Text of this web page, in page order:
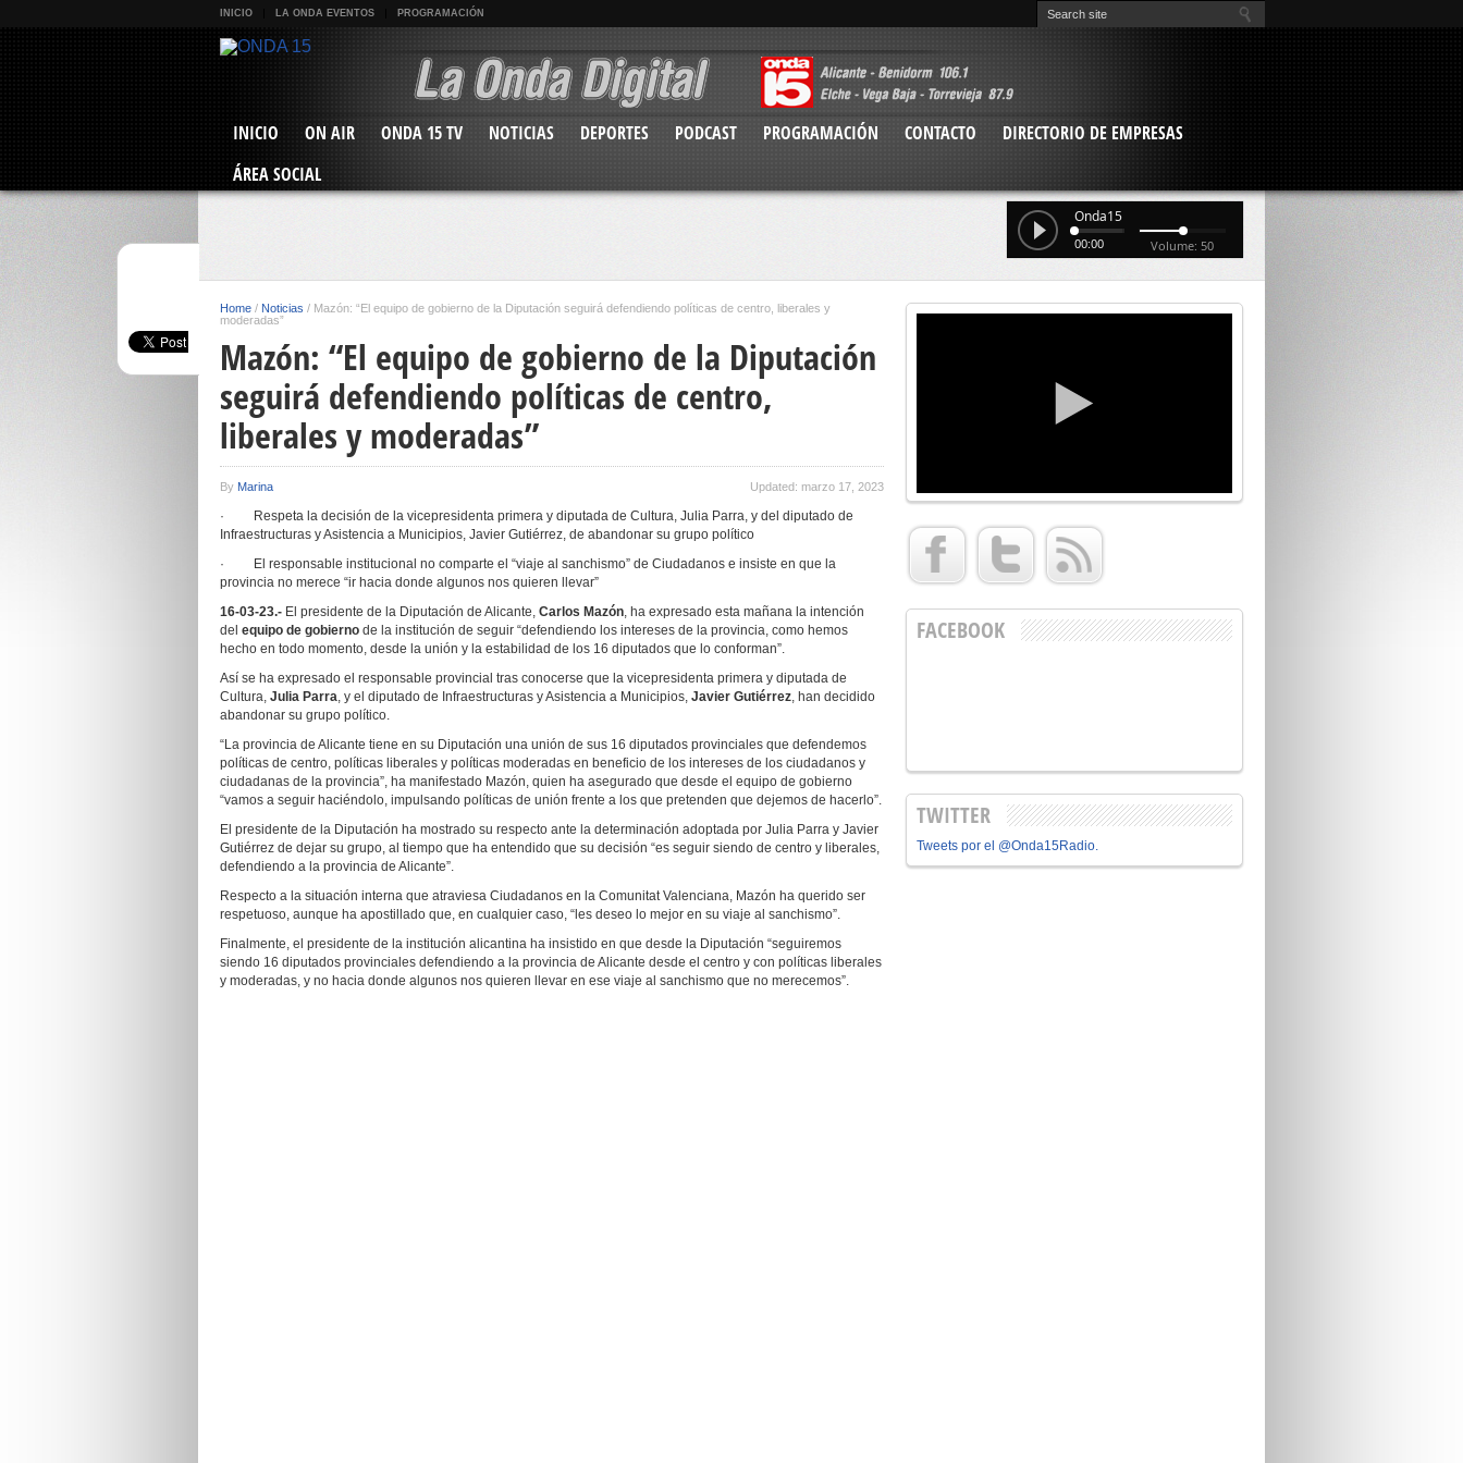
INICIO LA ONDA EVENTOS PROGRAMACIÓN
INICIO ON AIR ONDA 15 TV NOTICIAS DEPORTES PODCAST PROGRAMACIÓN CONTACTO
DIRECTORIO DE EMPRESAS
ÁREA SOCIAL
Onda15
00:00 Volume: 50
Home / Noticias / Mazón: “El equipo de gobierno de la Diputación seguirá defendiendo políticas de centro, liberales y
moderadas”
Mazón: “El equipo de gobierno de la Diputación
seguirá defendiendo políticas de centro,
liberales y moderadas”
By Marina Updated: marzo 17, 2023
· Respeta la decisión de la vicepresidenta primera y diputada de Cultura, Julia Parra, y del diputado de
Infraestructuras y Asistencia a Municipios, Javier Gutiérrez, de abandonar su grupo político
· El responsable institucional no comparte el “viaje al sanchismo” de Ciudadanos e insiste en que la
provincia no merece “ir hacia donde algunos nos quieren llevar”
16-03-23.- El presidente de la Diputación de Alicante, Carlos Mazón, ha expresado esta mañana la intención
del equipo de gobierno de la institución de seguir “defendiendo los intereses de la provincia, como hemos
hecho en todo momento, desde la unión y la estabilidad de los 16 diputados que lo conforman”.
Así se ha expresado el responsable provincial tras conocerse que la vicepresidenta primera y diputada de
Cultura, Julia Parra, y el diputado de Infraestructuras y Asistencia a Municipios, Javier Gutiérrez, han decidido
abandonar su grupo político.
“La provincia de Alicante tiene en su Diputación una unión de sus 16 diputados provinciales que defendemos
políticas de centro, políticas liberales y políticas moderadas en beneficio de los intereses de los ciudadanos y
ciudadanas de la provincia”, ha manifestado Mazón, quien ha asegurado que desde el equipo de gobierno
“vamos a seguir haciéndolo, impulsando políticas de unión frente a los que pretenden que dejemos de hacerlo”.
El presidente de la Diputación ha mostrado su respecto ante la determinación adoptada por Julia Parra y Javier
Gutiérrez de dejar su grupo, al tiempo que ha entendido que su decisión “es seguir siendo de centro y liberales,
defendiendo a la provincia de Alicante”.
Respecto a la situación interna que atraviesa Ciudadanos en la Comunitat Valenciana, Mazón ha querido ser
respetuoso, aunque ha apostillado que, en cualquier caso, “les deseo lo mejor en su viaje al sanchismo”.
Finalmente, el presidente de la institución alicantina ha insistido en que desde la Diputación “seguiremos
siendo 16 diputados provinciales defendiendo a la provincia de Alicante desde el centro y con políticas liberales
y moderadas, y no hacia donde algunos nos quieren llevar en ese viaje al sanchismo que no merecemos”.
FACEBOOK
TWITTER
Tweets por el @Onda15Radio.